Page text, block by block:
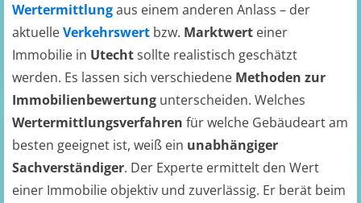
Wertermittlungaus einem anderen Anlass – der
aktuelleVerkehrswert bzw. Marktwert einer
Immobilie in Utechtsollte realistisch geschätzt
werden. Es lassen sich verschiedene Methoden zur
Immobilienbewertung unterscheiden. Welches
Wertermittlungsverfahren für welche Gebäudeart am
besten geeignet ist, weiß ein unabhängiger
Sachverständiger. Der Experte ermittelt den Wert
einer Immobilie objektiv und zuverlässig. Er berät beim